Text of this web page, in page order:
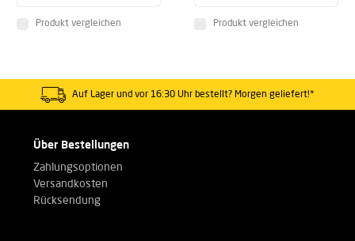
Produkt vergleichen Produkt vergleichen
Auf Lager und vor 16:30 Uhr bestellt? Morgen geliefert!*
Über Bestellungen
Zahlungsoptionen
Versandkosten
Rücksendung